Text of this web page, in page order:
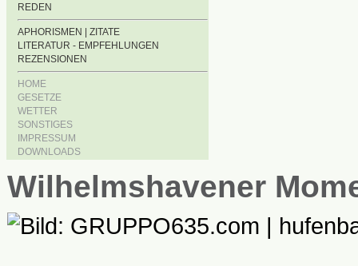
REDEN
APHORISMEN | ZITATE
LITERATUR - EMPFEHLUNGEN
REZENSIONEN
HOME
GESETZE
WETTER
SONSTIGES
IMPRESSUM
DOWNLOADS
Wilhelmshavener